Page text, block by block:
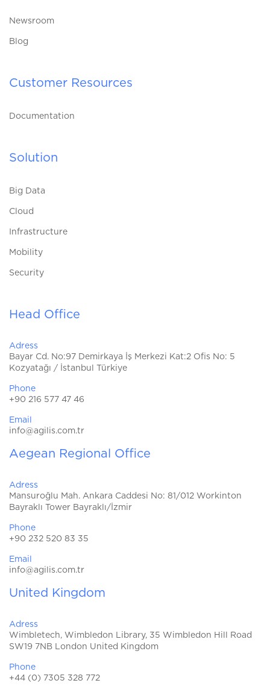
Newsroom
Blog
Customer Resources
Documentation
Solution
Big Data
Cloud
Infrastructure
Mobility
Security
Head Office
Adress
Bayar Cd. No:97 Demirkaya İş Merkezi Kat:2 Ofis No: 5
Kozyatağı / İstanbul Türkiye
Phone
+90 216 577 47 46
Email
info@agilis.com.tr
Aegean Regional Office
Adress
Mansuroğlu Mah. Ankara Caddesi No: 81/012 Workinton
Bayraklı Tower Bayraklı/İzmir
Phone
+90 232 520 83 35
Email
info@agilis.com.tr
United Kingdom
Adress
Wimbletech, Wimbledon Library, 35 Wimbledon Hill Road
SW19 7NB London United Kingdom
Phone
+44 (0) 7305 328 772